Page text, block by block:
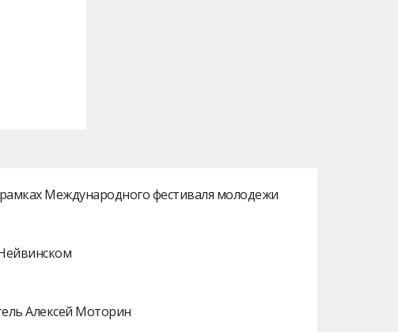
Международного фестиваля молодежи
Алексей Моторин